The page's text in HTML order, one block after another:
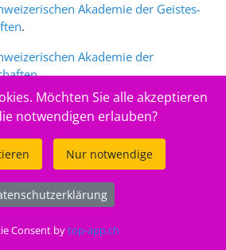
Akademie der Geistes-
.
Akademie der
.
des Schweizer Portalswww.sciences-
Bibliothek Werner Oechslin
Möchten Sie alle akzeptieren
notwendigen erlauben?
Nur notwendige
Consent bytop-app.ch